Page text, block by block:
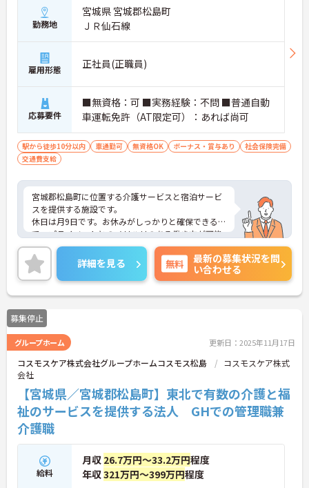
勤務地
宮城県 宮城郡松島町
ＪＲ仙石線
雇用形態 正社員(正職員)
応募要件
■無資格：可 ■実務経験：不問 ■普通自動
車運転免許（AT限定可）：あれば尚可
駅から徒歩10分以内 車通勤可 無資格OK ボーナス・賞与あり
社会保険完備
交通費支給
宮城郡松島町に位置する介護サービスと宿泊サービ
スを提供する施設です。
休日は月9日です。お休みがしっかりと確保できるの
で、プライベートとのメリハリのある働き方が可能
です。
ご興味のある方には、面接対策ポイントなど、さら
に詳細をお話しいたしますのでお気軽にご相談くだ
さい！
詳細を見る 無料
最新の募集状況を問
い合わせる
募集停止
グループホーム 更新日：2025年11月17日
コスモスケア株式会社グループホームコスモス松島
コスモスケア株式
会社
【宮城県／宮城郡松島町】東北で有数の介護と福
祉のサービスを提供する法人 GHでの管理職兼
介護職
給料
月収 26.7万円～33.2万円程度
年収321万円～399万円程度